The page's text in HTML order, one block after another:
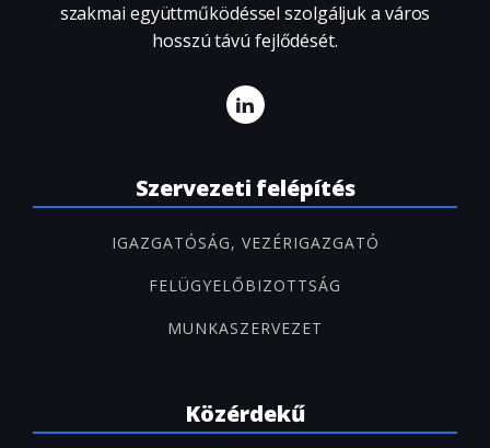
szakmai együttműködéssel szolgáljuk a város
hosszú távú fejlődését.
Szervezeti felépítés
IGAZGATÓSÁG, VEZÉRIGAZGATÓ
FELÜGYELŐBIZOTTSÁG
MUNKASZERVEZET
Közérdekű